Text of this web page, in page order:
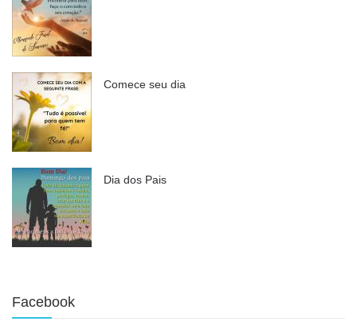
Comece seu dia
Dia dos Pais
Facebook